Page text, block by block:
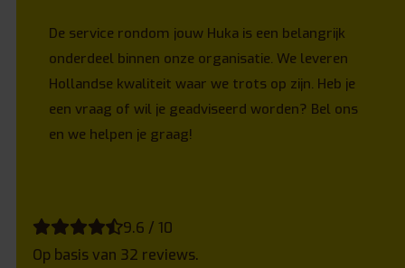
De service rondom jouw Huka is een belangrijk
onderdeel binnen onze organisatie. We leveren
Hollandse kwaliteit waar we trots op zijn. Heb je
een vraag of wil je geadviseerd worden? Bel ons
en we helpen je graag!
9.6 / 10
Op basis van 32 reviews.